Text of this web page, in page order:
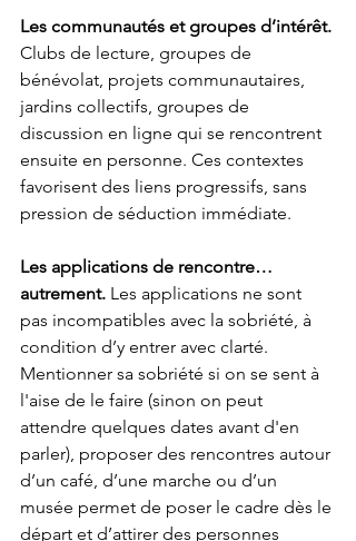
Les communautés et groupes d’intérêt.
Clubs de lecture, groupes de
bénévolat, projets communautaires,
jardins collectifs, groupes de
discussion en ligne qui se rencontrent
ensuite en personne. Ces contextes
favorisent des liens progressifs, sans
pression de séduction immédiate.
Les applications de rencontre…
autrement. Les applications ne sont
pas incompatibles avec la sobriété, à
condition d’y entrer avec clarté.
Mentionner sa sobriété si on se sent à
l'aise de le faire (sinon on peut
attendre quelques dates avant d'en
parler), proposer des rencontres autour
d’un café, d’une marche ou d’un
musée permet de poser le cadre dès le
départ et d’attirer des personnes